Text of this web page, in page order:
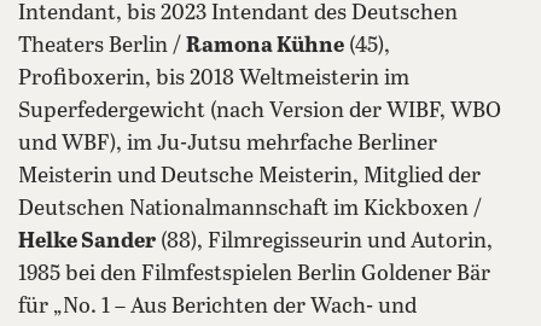
Intendant, bis 2023 Intendant des Deutschen
Theaters Berlin / Ramona Kühne (45),
Profiboxerin, bis 2018 Weltmeisterin im
Superfedergewicht (nach Version der WIBF, WBO
und WBF), im Ju-Jutsu mehrfache Berliner
Meisterin und Deutsche Meisterin, Mitglied der
Deutschen Nationalmannschaft im Kickboxen /
Helke Sander (88), Filmregisseurin und Autorin,
1985 bei den Filmfestspielen Berlin Goldener Bär
für „No. 1 – Aus Berichten der Wach- und